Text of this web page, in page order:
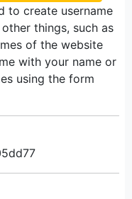
to create username
things, such as
of the website
with your name or
using the form